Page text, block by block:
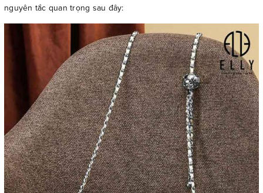
nguyên tắc quan trọng sau đây: